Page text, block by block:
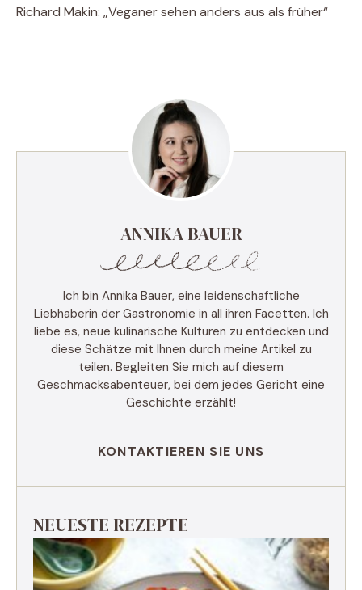
Richard Makin: „Veganer sehen anders aus als früher“
ANNIKA BAUER
Ich bin Annika Bauer, eine leidenschaftliche
Liebhaberin der Gastronomie in all ihren Facetten. Ich
liebe es, neue kulinarische Kulturen zu entdecken und
diese Schätze mit Ihnen durch meine Artikel zu
teilen. Begleiten Sie mich auf diesem
Geschmacksabenteuer, bei dem jedes Gericht eine
Geschichte erzählt!
KONTAKTIEREN SIE UNS
NEUESTE REZEPTE